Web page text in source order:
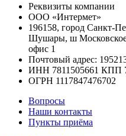
Реквизиты компании
ООО «Интермет»
196158, город Санкт-
Шушары, ш
офис 1
Почтовый адрес:
ИНН 7811505661 КПП
ОГРН 1117847476702
Вопросы
Наши контакты
Пункты приёма